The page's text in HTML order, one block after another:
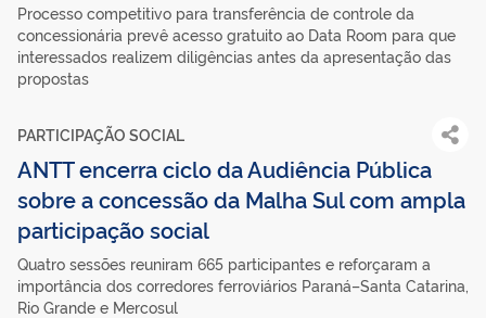
Processo competitivo para transferência de controle da
concessionária prevê acesso gratuito ao Data Room para que
interessados realizem diligências antes da apresentação das
propostas
PARTICIPAÇÃO SOCIAL
ANTT encerra ciclo da Audiência Pública
sobre a concessão da Malha Sul com ampla
participação social
Quatro sessões reuniram 665 participantes e reforçaram a
importância dos corredores ferroviários Paraná–Santa Catarina,
Rio Grande e Mercosul